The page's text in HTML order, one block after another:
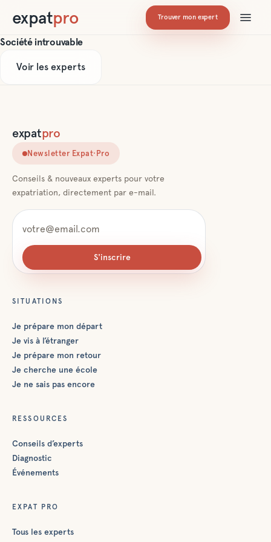
expatpro Trouver mon expert
Société introuvable
Voir les experts
expatpro
Newsletter Expat·Pro
Conseils & nouveaux experts pour votre
expatriation, directement par e-mail.
S'inscrire
SITUATIONS
Je prépare mon départ
Je vis à l’étranger
Je prépare mon retour
Je cherche une école
Je ne sais pas encore
RESSOURCES
Conseils d’experts
Diagnostic
Événements
EXPAT PRO
Tous les experts